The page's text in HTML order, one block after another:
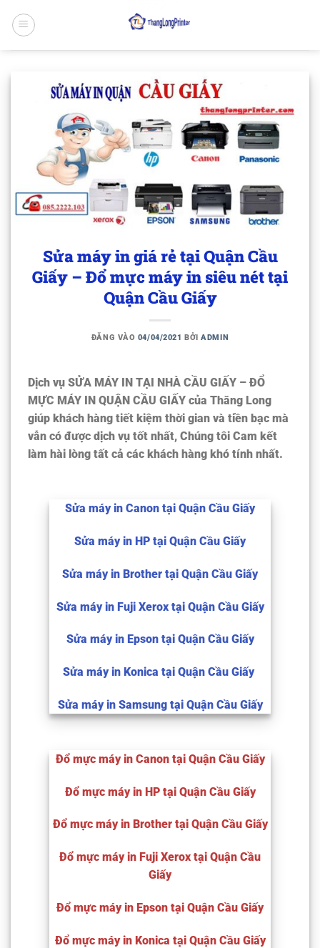
qua
Sửa máy in giá rẻ tại Quận Cầu
Giấy – Đổ mực máy in siêu nét tại
Quận Cầu Giấy
ĐĂNG VÀO 04/04/2021 BỞIADMIN
Dịch vụ SỬA MÁY IN TẠI NHÀ CẦU GIẤY – ĐỔ
MỰC MÁY IN QUẬN CẦU GIẤY của Thăng Long
giúp khách hàng tiết kiệm thời gian và tiền bạc mà
vẫn có được dịch vụ tốt nhất, Chúng tôi Cam kết
làm hài lòng tất cả các khách hàng khó tính nhất.
Sửa máy in Canon tại Quận Cầu Giấy
Sửa máy in HP tại Quận Cầu Giấy
Sửa máy in Brother tại Quận Cầu Giấy
Sửa máy in Fuji Xerox tại Quận Cầu Giấy
Sửa máy in Epson tại Quận Cầu Giấy
Sửa máy in Konica tại Quận Cầu Giấy
Sửa máy in Samsung tại Quận Cầu Giấy
Đổ mực máy in Canon tại Quận Cầu Giấy
Đổ mực máy in HP tại Quận Cầu Giấy
Đổ mực máy in Brother tại Quận Cầu Giấy
Đổ mực máy in Fuji Xerox tại Quận Cầu
Giấy
Đổ mực máy in Epson tại Quận Cầu Giấy
Đổ mực máy in Konica tại Quận Cầu Giấy